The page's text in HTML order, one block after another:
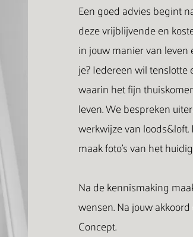
Een goed advies begint
deze vrijblijvende en
in jouw manier van
je? Iedereen wil tenslotte
waarin het fijn
leven. We bespreken
werkwijze van
maak foto’s van het
Na de kennismaking
wensen. Na jouw
Concept.